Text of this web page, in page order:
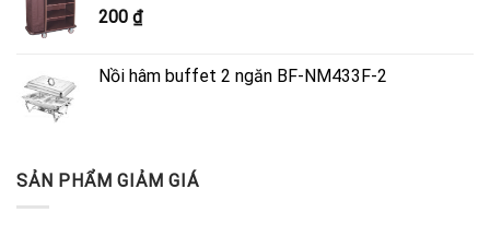
200 ₫
Nồi hâm buffet 2 ngăn BF-NM433F-2
SẢN PHẨM GIẢM GIÁ